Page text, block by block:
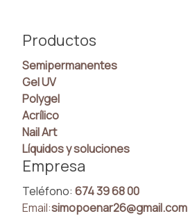
Productos
Semipermanentes
Gel UV
Polygel
Acrílico
Nail Art
Líquidos y soluciones
Empresa
Teléfono: 674 39 68 00
Email:simopoenar26@gmail.com